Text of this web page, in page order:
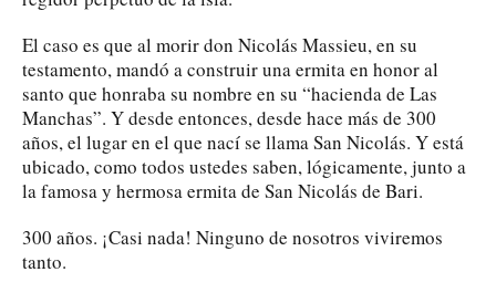
El caso es que al morir don Nicolás Massieu, en su
testamento, mandó a construir una ermita en honor al
santo que honraba su nombre en su “hacienda de Las
Manchas”. Y desde entonces, desde hace más de 300
años, el lugar en el que nací se llama San Nicolás. Y está
ubicado, como todos ustedes saben, lógicamente, junto a
la famosa y hermosa ermita de San Nicolás de Bari.
300 años. ¡Casi nada! Ninguno de nosotros viviremos
tanto.